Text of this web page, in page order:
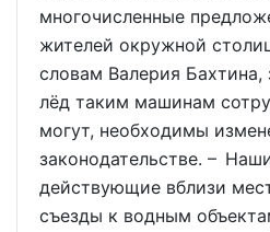
многочисленные
жителей окружной
словам Валерия Бахтина,
лёд таким машинам
могут, необходимы
законодательстве. –
действующие вблизи
съезды к водным